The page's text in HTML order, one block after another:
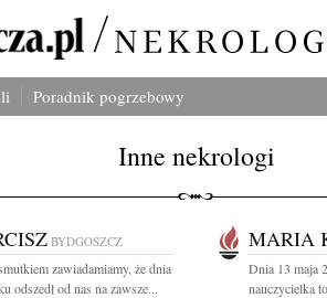
Poradnik pogrzebowy
Inne nekrologi
BYDGOSZCZ
zawiadamiamy, że dnia
odszedł od nas na zawsze...
MARIA
Dnia 13 maja
nauczycielka